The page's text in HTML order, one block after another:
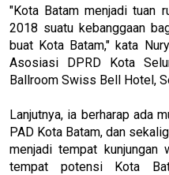
"Kota Batam menjadi tuan
2018 suatu kebanggaan
buat Kota Batam," kata
Asosiasi DPRD Kota
Ballroom Swiss Bell Hotel,
Lanjutnya, ia berharap ada
PAD Kota Batam, dan
menjadi tempat kunjungan
tempat potensi Kota